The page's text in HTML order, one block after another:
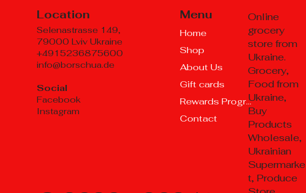
Location
Selenastrasse 149,
79000 Lviv Ukraine
+4915236875600
info@borschua.de
Social
Facebook
Instagram
Menu
Home
Shop
About Us
Gift cards
Rewards Program
Contact
Online
grocery
store from
Ukraine.
Grocery,
Food from
Ukraine,
Buy
Products
Wholesale,
Ukrainian
Supermarke
t, Produce